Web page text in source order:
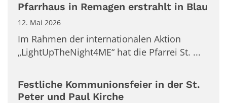
Pfarrhaus in Remagen erstrahlt in Blau
12. Mai 2026
Im Rahmen der internationalen Aktion
„LightUpTheNight4ME“ hat die Pfarrei St. ...
Festliche Kommunionsfeier in der St.
Peter und Paul Kirche